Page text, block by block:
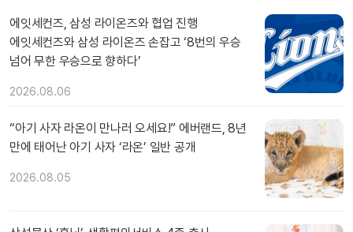
에잇세컨즈, 삼성 라이온즈와 협업 진행
에잇세컨즈와 삼성 라이온즈 손잡고 ‘8번의 우승
넘어 무한 우승으로 향하다’
2026.08.06
“아기 사자 라온이 만나러 오세요!” 에버랜드, 8년
만에 태어난 아기 사자 ‘라온’ 일반 공개
2026.08.05